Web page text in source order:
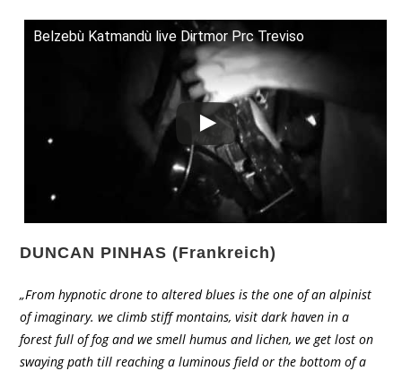
Belzebù Katmandù live Dirtmor Prc Treviso
DUNCAN PINHAS (Frankreich)
„From hypnotic drone to altered blues is the one of an alpinist
of imaginary. we climb stiff montains, visit dark haven in a
forest full of fog and we smell humus and lichen, we get lost on
swaying path till reaching a luminous field or the bottom of a